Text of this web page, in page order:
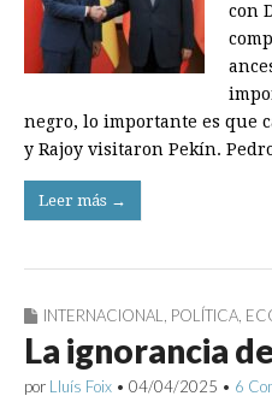
con
negro, lo importante es que
y Rajoy visitaron Pekín.
Leer más →
INTERNACIONAL, POLÍTICA,
La ignorancia
por Lluís Foix • 04/04/2025 • 6